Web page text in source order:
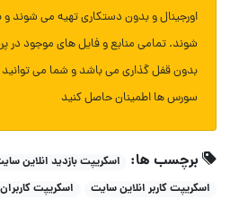
اورجینال و بدون دستکاری تهیه می شوند
شوند. تمامی منابع و فایل های موجود در
بدون قفل گذاری می باشد و شما می
سورس ها اطمینان حاصل کنید
برچسب ها:
اسکریپت بازدید انلاین
اسکریپت کاربر انلاین سایت
اسکریپت